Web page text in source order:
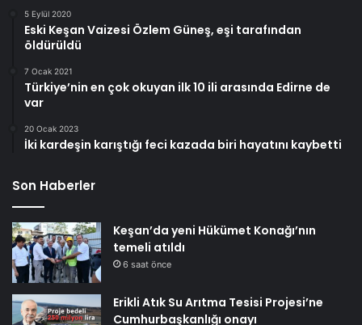
5 Eylül 2020
Eski Keşan Vaizesi Özlem Güneş, eşi tarafından
öldürüldü
7 Ocak 2021
Türkiye’nin en çok okuyan ilk 10 ili arasında Edirne de
var
20 Ocak 2023
İki kardeşin karıştığı feci kazada biri hayatını kaybetti
Son Haberler
Keşan’da yeni Hükümet Konağı’nın
temeli atıldı
6 saat önce
Erikli Atık Su Arıtma Tesisi Projesi’ne
Cumhurbaşkanlığı onayı